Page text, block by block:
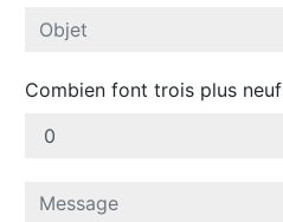
Combien font trois plus neuf